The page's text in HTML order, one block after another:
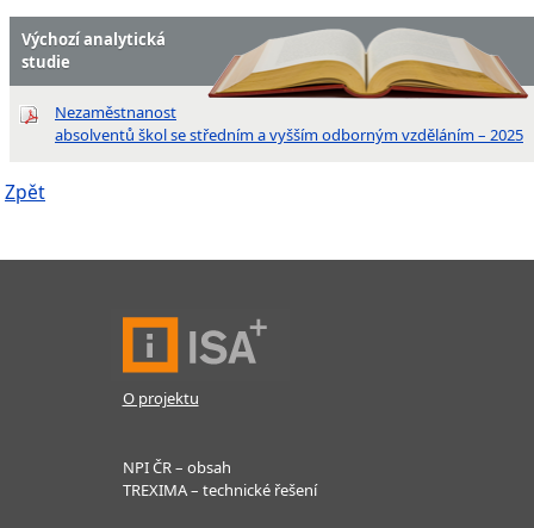
Výchozí analytická
studie
Nezaměstnanost
absolventů škol se středním a vyšším odborným vzděláním – 2025
Zpět
O projektu
NPI ČR – obsah
TREXIMA – technické řešení